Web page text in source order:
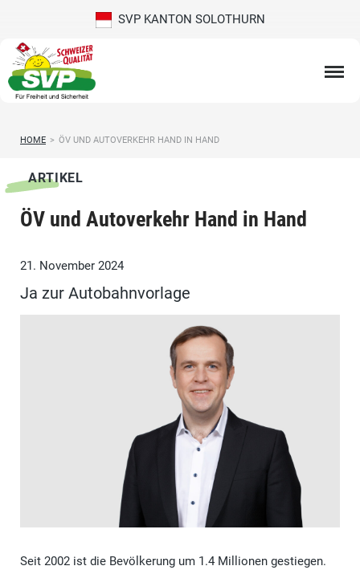
SVP KANTON SOLOTHURN
HOME > ÖV UND AUTOVERKEHR HAND IN HAND
ARTIKEL
ÖV und Autoverkehr Hand in Hand
21. November 2024
Ja zur Autobahnvorlage
Seit 2002 ist die Bevölkerung um 1.4 Millionen gestiegen.